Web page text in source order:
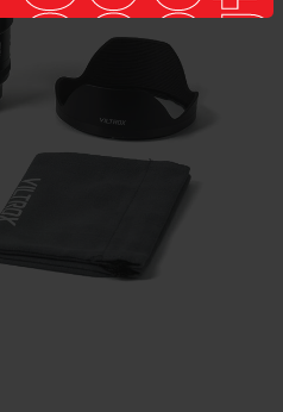
модели
цветной дисплей, на
настройки. Для
предусмотрен Type-C